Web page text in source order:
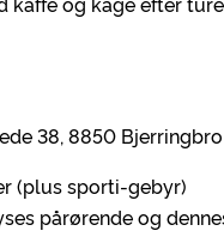
38, 8850 Bjerringbro
(plus sporti-gebyr)
pårørende og